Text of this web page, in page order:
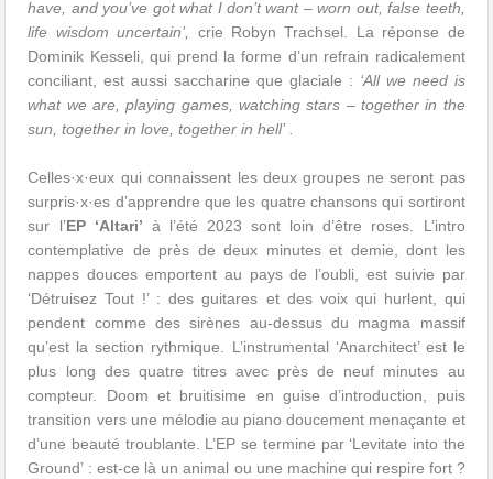
have, and you’ve got what I don’t want – worn out, false teeth,
life wisdom uncertain’, crie Robyn Trachsel. La réponse de
Dominik Kesseli, qui prend la forme d’un refrain radicalement
conciliant, est aussi saccharine que glaciale : ‘All we need is
what we are, playing games, watching stars – together in the
sun, together in love, together in hell’ .
Celles·x·eux qui connaissent les deux groupes ne seront pas
surpris·x·es d’apprendre que les quatre chansons qui sortiront
sur l’EP ‘Altari’ à l’été 2023 sont loin d’être roses. L’intro
contemplative de près de deux minutes et demie, dont les
nappes douces emportent au pays de l’oubli, est suivie par
‘Détruisez Tout !’ : des guitares et des voix qui hurlent, qui
pendent comme des sirènes au-dessus du magma massif
qu’est la section rythmique. L’instrumental ‘Anarchitect’ est le
plus long des quatre titres avec près de neuf minutes au
compteur. Doom et bruitisime en guise d’introduction, puis
transition vers une mélodie au piano doucement menaçante et
d’une beauté troublante. L’EP se termine par ‘Levitate into the
Ground’ : est-ce là un animal ou une machine qui respire fort ?